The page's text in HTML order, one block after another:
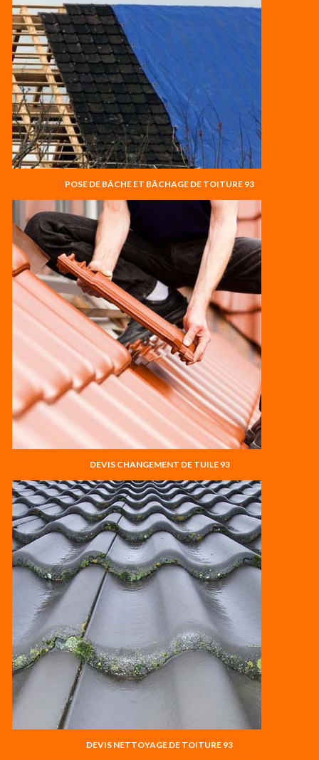
POSE DE BÂCHE ET BÂCHAGE DE TOITURE 93
DEVIS CHANGEMENT DE TUILE 93
DEVIS NETTOYAGE DE TOITURE 93